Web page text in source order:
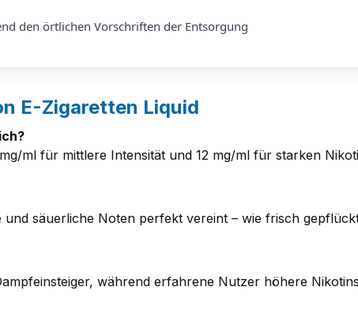
den örtlichen Vorschriften der Entsorgung
E-Zigaretten Liquid
ml für mittlere Intensität und 12 mg/ml für starken
säuerliche Noten perfekt vereint – wie frisch
während erfahrene Nutzer höhere